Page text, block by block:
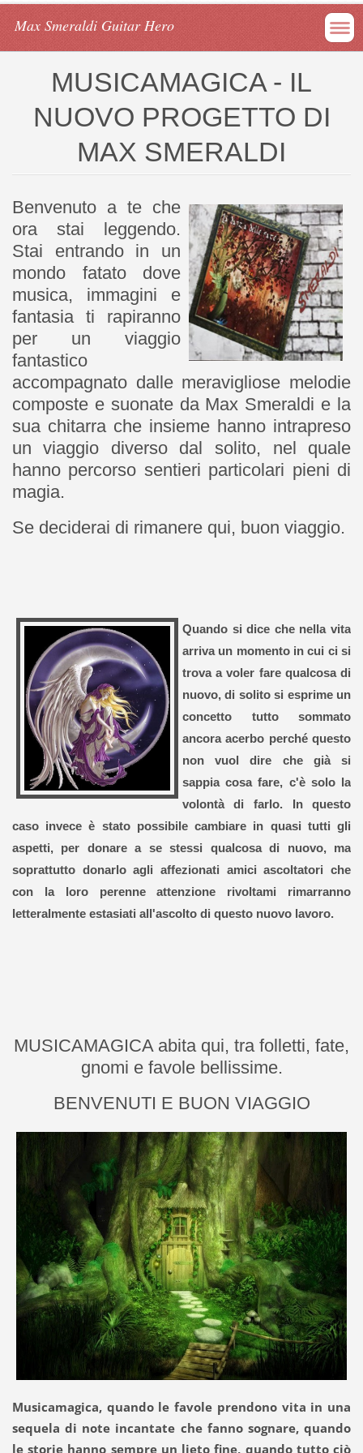
Max Smeraldi Guitar Hero
MUSICAMAGICA - IL
NUOVO PROGETTO DI
MAX SMERALDI
Benvenuto a te che
ora stai leggendo.
Stai entrando in un
mondo fatato dove
musica, immagini e
fantasia ti rapiranno
per un viaggio
fantastico
accompagnato dalle meravigliose melodie
composte e suonate da Max Smeraldi e la
sua chitarra che insieme hanno intrapreso
un viaggio diverso dal solito, nel quale
hanno percorso sentieri particolari pieni di
magia.
Se deciderai di rimanere qui, buon viaggio.
Quando si dice che nella vita
arriva un momento in cui ci si
trova a voler fare qualcosa di
nuovo, di solito si esprime un
concetto tutto sommato
ancora acerbo perché questo
non vuol dire che già si
sappia cosa fare, c'è solo la
volontà di farlo. In questo
caso invece è stato possibile cambiare in quasi tutti gli
aspetti, per donare a se stessi qualcosa di nuovo, ma
soprattutto donarlo agli affezionati amici ascoltatori che
con la loro perenne attenzione rivoltami rimarranno
letteralmente estasiati all'ascolto di questo nuovo lavoro.
MUSICAMAGICA abita qui, tra folletti, fate,
gnomi e favole bellissime.
BENVENUTI E BUON VIAGGIO
Musicamagica, quando le favole prendono vita in una
sequela di note incantate che fanno sognare, quando
le storie hanno sempre un lieto fine, quando tutto ciò